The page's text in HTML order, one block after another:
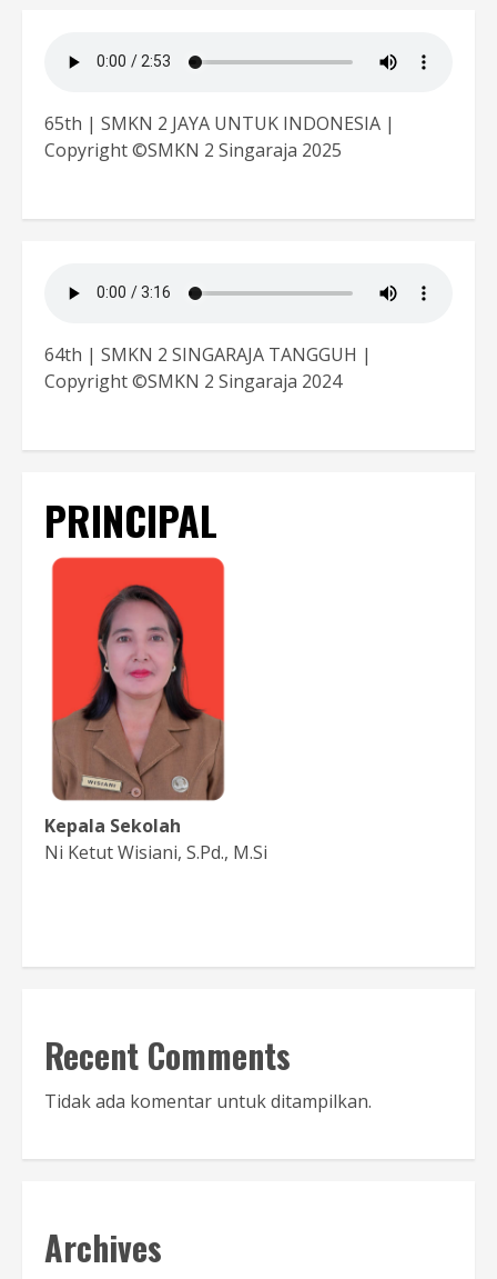
65th | SMKN 2 JAYA UNTUK INDONESIA |
Copyright ©SMKN 2 Singaraja 2025
64th | SMKN 2 SINGARAJA TANGGUH |
Copyright ©SMKN 2 Singaraja 2024
PRINCIPAL
Kepala Sekolah
Ni Ketut Wisiani, S.Pd., M.Si
Recent Comments
Tidak ada komentar untuk ditampilkan.
Archives